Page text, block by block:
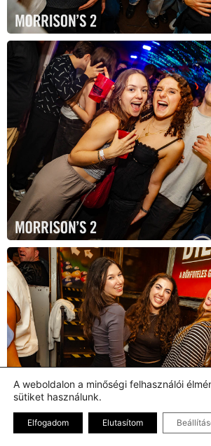
A weboldalon a minőségi felhasználói
sütiket használunk.
Elfogadom Elutasítom